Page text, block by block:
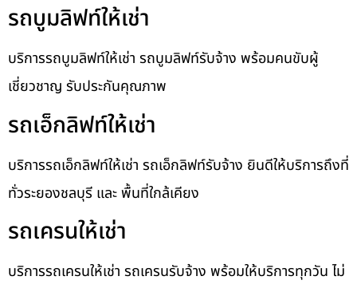
รถบูมลิฟท์ให้เช่า
บริการรถบูมลิฟท์ให้เช่า รถบูมลิฟท์รับจ้าง พร้อมคนขับผู้
เชี่ยวชาญ รับประกันคุณภาพ
รถเอ็กลิฟท์ให้เช่า
บริการรถเอ็กลิฟท์ให้เช่า รถเอ็กลิฟท์รับจ้าง ยินดีให้บริการถึงที่
ทั่วระยองชลบุรี และ พื้นที่ใกล้เคียง
รถเครนให้เช่า
บริการรถเครนให้เช่า รถเครนรับจ้าง พร้อมให้บริการทุกวัน ไม่